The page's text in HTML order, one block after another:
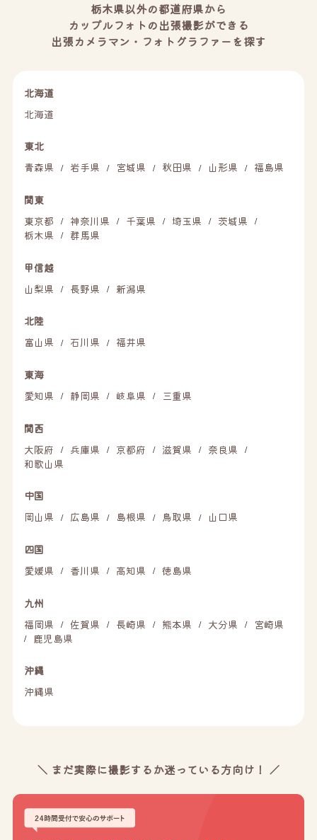
栃木県以外の都道府県から
カップルフォトの出張撮影ができる
出張カメラマン・フォトグラファーを探す
北海道
北海道
東北
青森県
/ 岩手県 / 宮城県 / 秋田県 / 山形県 / 福島県
関東
東京都
/ 神奈川県 / 千葉県 / 埼玉県 / 茨城県 /
栃木県 / 群馬県
甲信越
山梨県
/ 長野県 / 新潟県
北陸
富山県
/ 石川県 / 福井県
東海
愛知県
/ 静岡県 / 岐阜県 / 三重県
関西
大阪府
/ 兵庫県 / 京都府 / 滋賀県 / 奈良県 /
和歌山県
中国
岡山県
/ 広島県 / 島根県 / 鳥取県 / 山口県
四国
愛媛県
/ 香川県 / 高知県 / 徳島県
九州
福岡県
/ 佐賀県 / 長崎県 / 熊本県 / 大分県 / 宮崎県
/ 鹿児島県
沖縄
沖縄県
＼ まだ実際に撮影するか迷っている方向け！ ／